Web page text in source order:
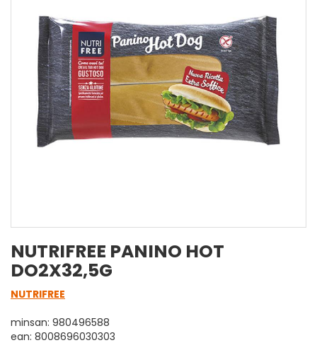
NUTRIFREE PANINO HOT
DO2X32,5G
NUTRIFREE
minsan: 980496588
ean: 8008696030303